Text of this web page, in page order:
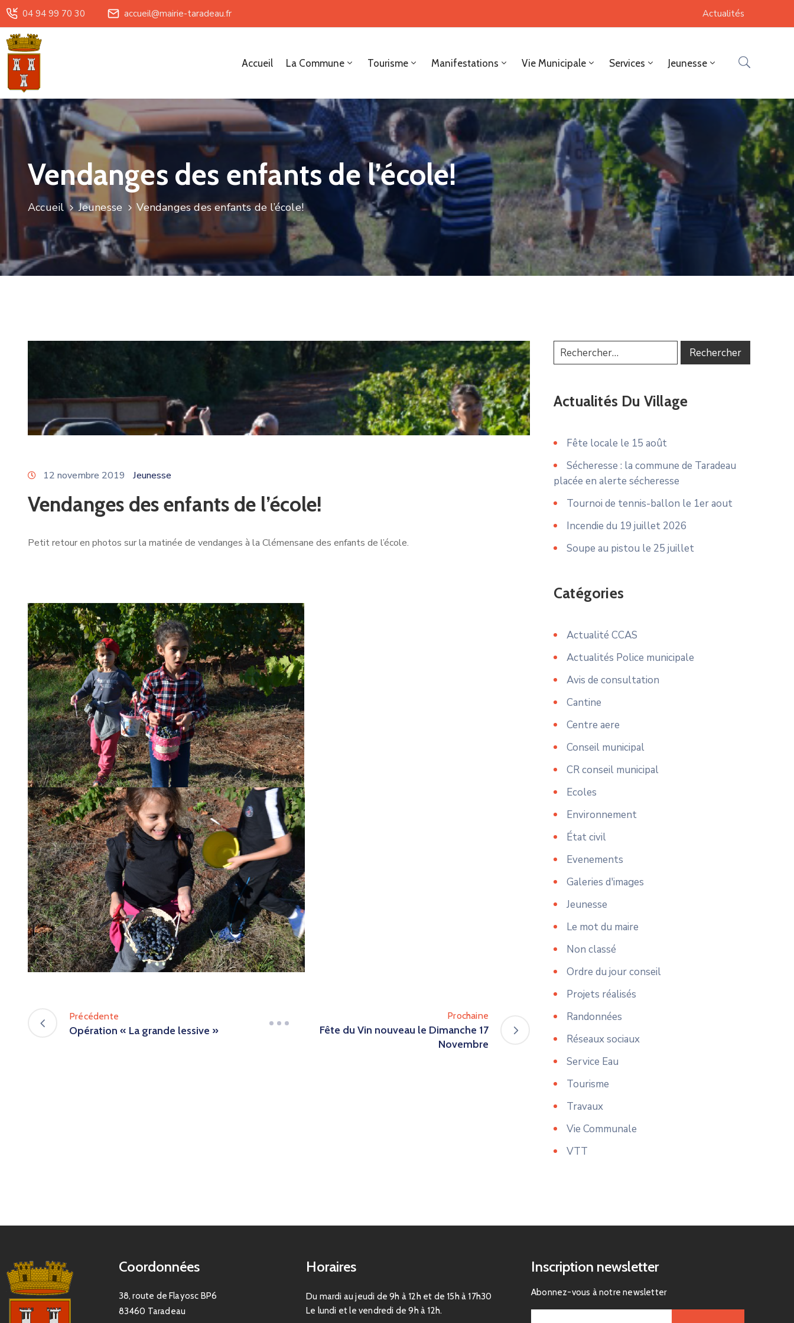
04 94 99 70 30 accueil@mairie-taradeau.fr Actualités
Accueil La Commune Tourisme Manifestations Vie Municipale Services Jeunesse
Vendanges des enfants de l’école!
Accueil Jeunesse Vendanges des enfants de l’école!
12 novembre 2019 Jeunesse
Vendanges des enfants de l’école!
Petit retour en photos sur la matinée de vendanges à la Clémensane des enfants de l’école.
Précédente
Opération « La grande lessive »
Prochaine
Fête du Vin nouveau le Dimanche 17
Novembre
Actualités Du Village
Fête locale le 15 août
Sécheresse : la commune de Taradeau
placée en alerte sécheresse
Tournoi de tennis-ballon le 1er aout
Incendie du 19 juillet 2026
Soupe au pistou le 25 juillet
Catégories
Actualité CCAS
Actualités Police municipale
Avis de consultation
Cantine
Centre aere
Conseil municipal
CR conseil municipal
Ecoles
Environnement
État civil
Evenements
Galeries d'images
Jeunesse
Le mot du maire
Non classé
Ordre du jour conseil
Projets réalisés
Randonnées
Réseaux sociaux
Service Eau
Tourisme
Travaux
Vie Communale
VTT
Coordonnées
38, route de Flayosc BP6
83460 Taradeau
Horaires
Du mardi au jeudi de 9h à 12h et de 15h à 17h30
Le lundi et le vendredi de 9h à 12h.
Inscription newsletter
Abonnez-vous à notre newsletter